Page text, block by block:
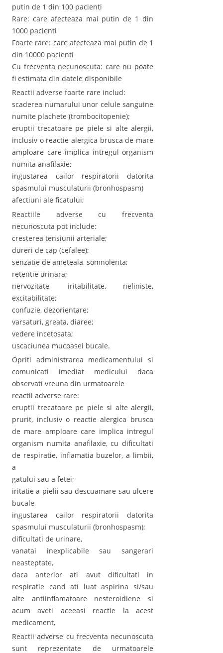
putin de 1 din 100 pacienti
Rare: care afecteaza mai putin de 1 din
1000 pacienti
Foarte rare: care afecteaza mai putin de 1
din 10000 pacienti
Cu frecventa necunoscuta: care nu poate
fi estimata din datele disponibile
Reactii adverse foarte rare includ:
scaderea numarului unor celule sanguine
numite plachete (trombocitopenie);
eruptii trecatoare pe piele si alte alergii,
inclusiv o reactie alergica brusca de mare
amploare care implica intregul organism
numita anafilaxie;
ingustarea cailor respiratorii datorita
spasmului musculaturii (bronhospasm)
afectiuni ale ficatului;
Reactiile adverse cu frecventa
necunoscuta pot include:
cresterea tensiunii arteriale;
dureri de cap (cefalee);
senzatie de ameteala, somnolenta;
retentie urinara;
nervozitate, iritabilitate, neliniste,
excitabilitate;
confuzie, dezorientare;
varsaturi, greata, diaree;
vedere incetosata;
uscaciunea mucoasei bucale.
Opriti administrarea medicamentului si
comunicati imediat medicului daca
observati vreuna din urmatoarele
reactii adverse rare:
eruptii trecatoare pe piele si alte alergii,
prurit, inclusiv o reactie alergica brusca
de mare amploare care implica intregul
organism numita anafilaxie, cu dificultati
de respiratie, inflamatia buzelor, a limbii,
a
gatului sau a fetei;
iritatie a pielii sau descuamare sau ulcere
bucale,
ingustarea cailor respiratorii datorita
spasmului musculaturii (bronhospasm);
dificultati de urinare,
vanatai inexplicabile sau sangerari
neasteptate,
daca anterior ati avut dificultati in
respiratie cand ati luat aspirina si/sau
alte antiinflamatoare nesteroidiene si
acum aveti aceeasi reactie la acest
medicament,
Reactii adverse cu frecventa necunoscuta
sunt reprezentate de urmatoarele